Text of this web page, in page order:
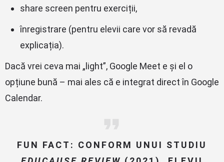
share screen pentru exerciții,
înregistrare (pentru elevii care vor să revadă
explicația).
Dacă vrei ceva mai „light”, Google Meet e și el o
opțiune bună – mai ales că e integrat direct în Google
Calendar.
FUN FACT: CONFORM UNUI STUDIU